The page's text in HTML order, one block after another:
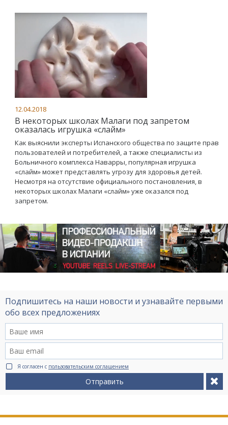
12.04.2018
В некоторых школах Малаги под запретом
оказалась игрушка «слайм»
Как выяснили эксперты Испанского общества по защите прав
пользователей и потребителей, а также специалисты из
Больничного комплекса Наварры, популярная игрушка
«слайм» может представлять угрозу для здоровья детей.
Несмотря на отсутствие официального постановления, в
некоторых школах Малаги «слайм» уже оказался под
запретом.
Подпишитесь на наши новости и узнавайте первыми
обо всех предложениях
Я согласен с пользовательским соглашением
Отправить